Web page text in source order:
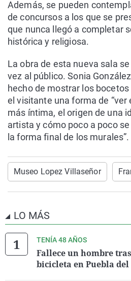
Además, se pueden
de concursos a los que se
que nunca llegó a completar
histórica y religiosa.
La obra de esta nueva sala
vez al público. Sonia
hecho de mostrar los
el visitante una forma de “ver
más íntima, el origen de una
artista y cómo poco a poco
la forma final de los murales”.
Museo Lopez Villaseñor
LO MÁS
TENÍA 48 AÑOS
Fallece un hombre
bicicleta en Puebla